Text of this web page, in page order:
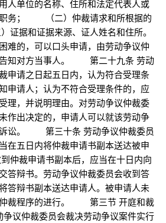
人单位的名称、住所和法定代表人或
职务； （二）仲裁请求和所根据的
据和证据来源、证人姓名和住所。
的，可以口头申请，由劳动争议仲
告知对方当事人。 第二十九条 劳动
申请之日起五日内，认为符合受理条
申请人；认为不符合受理条件的，应
理，并说明理由。对劳动争议仲裁委
作出决定的，申请人可以就该劳动争
诉讼。 第三十条 劳动争议仲裁委员
在五日内将仲裁申请书副本送达被申
裁申请书副本后，应当在十日内向
答辩书。劳动争议仲裁委员会收到答
答辩书副本送达申请人。被申请人未
仲裁程序的进行。 第三节 开庭和裁
仲裁委员会裁决劳动争议案件实行